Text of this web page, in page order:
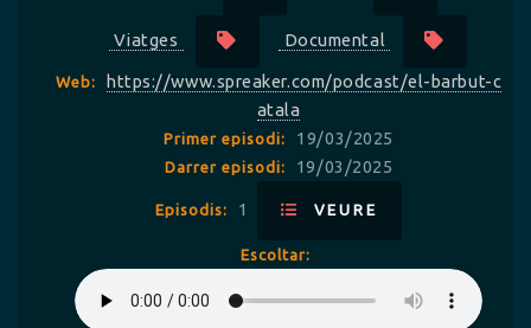
Viatges Documental
Web:
https://www.spreaker.com/podcast/el-barbut-c
atala
Primer episodi: 19/03/2025
Darrer episodi: 19/03/2025
Episodis: 1 VEURE
Escoltar: